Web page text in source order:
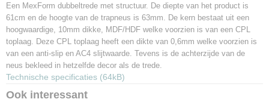
Een MexForm dubbeltrede met structuur. De diepte van het product is
61cm en de hoogte van de trapneus is 63mm. De kern bestaat uit een
hoogwaardige, 10mm dikke, MDF/HDF welke voorzien is van een CPL
toplaag. Deze CPL toplaag heeft een dikte van 0,6mm welke voorzien is
van een anti-slip en AC4 slijtwaarde. Tevens is de achterzijde van de
neus bekleed in hetzelfde decor als de trede.
Technische specificaties (64kB)
Ook interessant